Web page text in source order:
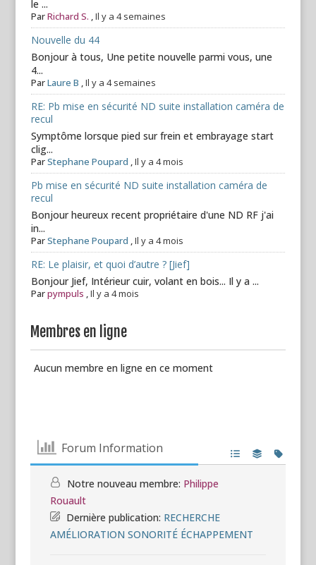
le ...
ParRichard S. ,Il y a 4 semaines
Nouvelle du 44
Bonjour à tous, Une petite nouvelle parmi vous, une
4...
ParLaure B ,Il y a 4 semaines
RE: Pb mise en sécurité ND suite installation caméra de
recul
Symptôme lorsque pied sur frein et embrayage start
clig...
ParStephane Poupard ,Il y a 4 mois
Pb mise en sécurité ND suite installation caméra de
recul
Bonjour heureux recent propriétaire d'une ND RF j'ai
in...
ParStephane Poupard ,Il y a 4 mois
RE: Le plaisir, et quoi d’autre ? [Jief]
Bonjour Jief, Intérieur cuir, volant en bois... Il y a ...
Parpympuls ,Il y a 4 mois
Membres en ligne
Aucun membre en ligne en ce moment
Forum Information
Notre nouveau membre: Philippe
Rouault
Dernière publication: RECHERCHE
AMÉLIORATION SONORITÉ ÉCHAPPEMENT